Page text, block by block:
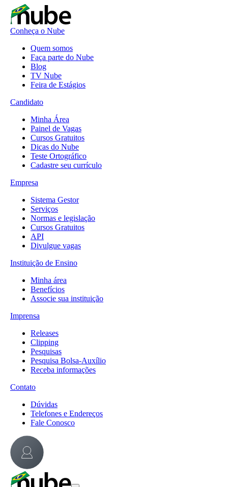
Conheça o Nube
Quem somos
Faça parte do Nube
Blog
TV Nube
Feira de Estágios
Candidato
Minha Área
Painel de Vagas
Cursos Gratuitos
Dicas do Nube
Teste Ortográfico
Cadastre seu currículo
Empresa
Sistema Gestor
Serviços
Normas e legislação
Cursos Gratuitos
API
Divulgue vagas
Instituição de Ensino
Minha área
Benefícios
Associe sua instituição
Imprensa
Releases
Clipping
Pesquisas
Pesquisa Bolsa-Auxílio
Receba informações
Contato
Dúvidas
Telefones e Endereços
Fale Conosco